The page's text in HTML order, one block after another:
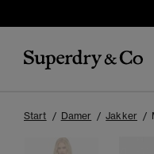
Start Damer Jakker